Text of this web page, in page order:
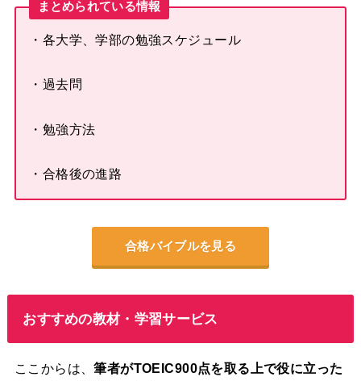
まとめられている情報
・各大学、学部の勉強スケジュール
・過去問
・勉強方法
・合格後の進路
合格バイブルを見る
おすすめの教材・学習サービス
ここからは、筆者がTOEIC900点を取る上で役に立った